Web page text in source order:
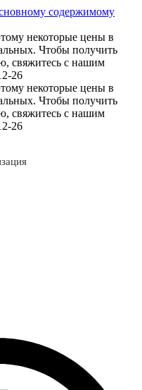
содержимому
некоторые цены в
Чтобы получить
свяжитесь с нашим
26
некоторые цены в
Чтобы получить
свяжитесь с нашим
26